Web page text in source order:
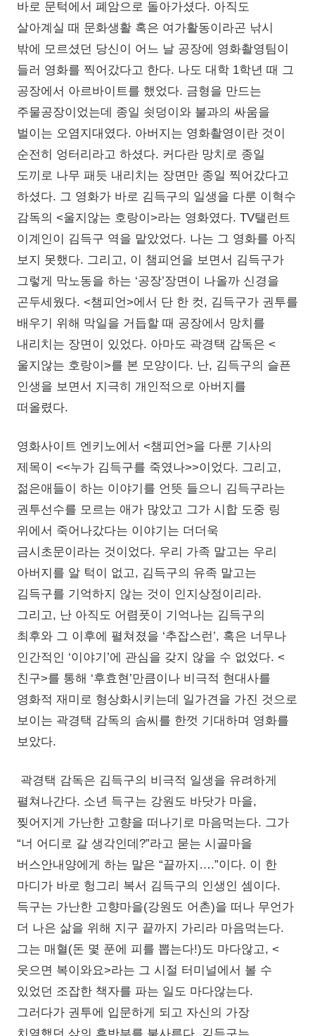
바로 문턱에서 폐암으로 돌아가셨다. 아직도
살아계실 때 문화생활 혹은 여가활동이라곤 낚시
밖에 모르셨던 당신이 어느 날 공장에 영화촬영팀이
들러 영화를 찍어갔다고 한다. 나도 대학 1학년 때 그
공장에서 아르바이트를 했었다. 금형을 만드는
주물공장이었는데 종일 쇳덩이와 불과의 싸움을
벌이는 오염지대였다. 아버지는 영화촬영이란 것이
순전히 엉터리라고 하셨다. 커다란 망치로 종일
도끼로 나무 패듯 내리치는 장면만 종일 찍어갔다고
하셨다. 그 영화가 바로 김득구의 일생을 다룬 이혁수
감독의 <울지않는 호랑이>라는 영화였다. TV탤런트
이계인이 김득구 역을 맡았었다. 나는 그 영화를 아직
보지 못했다. 그리고, 이 챔피언을 보면서 김득구가
그렇게 막노동을 하는 ‘공장’장면이 나올까 신경을
곤두세웠다. <챔피언>에서 단 한 컷, 김득구가 권투를
배우기 위해 막일을 거듭할 때 공장에서 망치를
내리치는 장면이 있었다. 아마도 곽경택 감독은 <
울지않는 호랑이>를 본 모양이다. 난, 김득구의 슬픈
인생을 보면서 지극히 개인적으로 아버지를
떠올렸다.
영화사이트 엔키노에서 <챔피언>을 다룬 기사의
제목이 <<누가 김득구를 죽였나>>이었다. 그리고,
젊은애들이 하는 이야기를 언뜻 들으니 김득구라는
권투선수를 모르는 애가 많았고 그가 시합 도중 링
위에서 죽어나갔다는 이야기는 더더욱
금시초문이라는 것이었다. 우리 가족 말고는 우리
아버지를 알 턱이 없고, 김득구의 유족 말고는
김득구를 기억하지 않는 것이 인지상정이리라.
그리고, 난 아직도 어렴풋이 기억나는 김득구의
최후와 그 이후에 펼쳐졌을 ‘추잡스런’, 혹은 너무나
인간적인 ‘이야기’에 관심을 갖지 않을 수 없었다. <
친구>를 통해 ‘후효현’만큼이나 비극적 현대사를
영화적 재미로 형상화시키는데 일가견을 가진 것으로
보이는 곽경택 감독의 솜씨를 한껏 기대하며 영화를
보았다.
곽경택 감독은 김득구의 비극적 일생을 유려하게
펼쳐나간다. 소년 득구는 강원도 바닷가 마을,
찢어지게 가난한 고향을 떠나기로 마음먹는다. 그가
“너 어디로 갈 생각인데?”라고 묻는 시골마을
버스안내양에게 하는 말은 “끝까지….”이다. 이 한
마디가 바로 헝그리 복서 김득구의 인생인 셈이다.
득구는 가난한 고향마을(강원도 어촌)을 떠나 무언가
더 나은 삶을 위해 지구 끝까지 가리라 마음먹는다.
그는 매혈(돈 몇 푼에 피를 뽑는다!)도 마다않고, <
웃으면 복이와요>라는 그 시절 터미널에서 볼 수
있었던 조잡한 책자를 파는 일도 마다않는다.
그러다가 권투에 입문하게 되고 자신의 가장